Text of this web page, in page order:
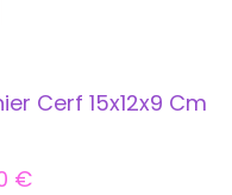
Cerf 15x12x9 Cm
€